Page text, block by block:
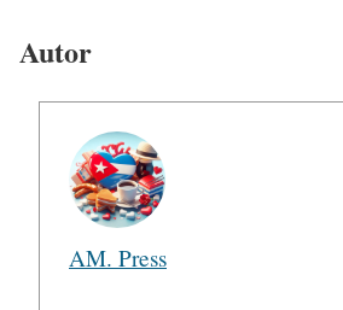
Autor
AM. Press